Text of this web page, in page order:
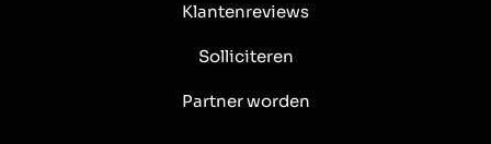
Klantenreviews
Solliciteren
Partner worden